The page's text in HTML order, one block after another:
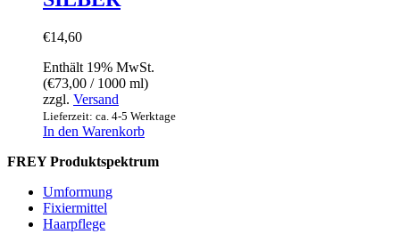
€14,60
Enthält 19% MwSt.
(€73,00 / 1000 ml)
zzgl. Versand
Lieferzeit: ca. 4-5 Werktage
In den Warenkorb
FREY Produktspektrum
Umformung
Fixiermittel
Haarpflege